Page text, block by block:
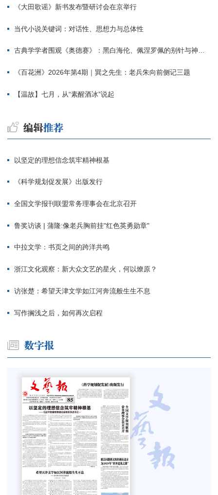
《大田歌谣》新书发布暨研讨会在京举行
当代小说关键词：对话性、思想力与总体性
古典学学者围观《奥德赛》：黑白海伦、佩涅罗佩的别针与神秘入侵者
《百花洲》2026年第4期｜巽之先生：老兵朱向前侧记三题
【温故】七月，从“素醒酒冰”说起
以坚定的理想信念筑牢精神根基
《科学规划促发展》出版发行
全国文学报刊联盟常务理事会在北京召开
鲁奖访谈 | 蒲隆:像老兵胸前挂"红色英勇勋章"
中拉文学：书页之间的跨洋共鸣
浙江文化观察：新大众文艺的星火，何以燎原？
访张楚：希望天津文学如江河奔流般生生不息
写作搁浅之后，如何再次启程